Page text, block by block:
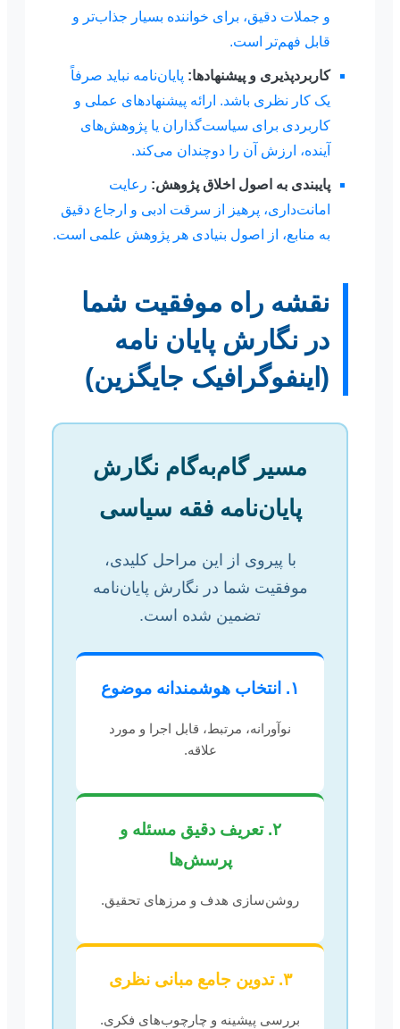
و جملات دقیق، برای خواننده بسیار جذاب‌تر و
قابل فهم‌تر است.
کاربردپذیری و پیشنهادها: پایان‌نامه نباید صرفاً
یک کار نظری باشد. ارائه پیشنهادهای عملی و
کاربردی برای سیاست‌گذاران یا پژوهش‌های
آینده، ارزش آن را دوچندان می‌کند.
پایبندی به اصول اخلاق پژوهش: رعایت
امانت‌داری، پرهیز از سرقت ادبی و ارجاع دقیق
به منابع، از اصول بنیادی هر پژوهش علمی است.
نقشه راه موفقیت شما
در نگارش پایان نامه
(اینفوگرافیک جایگزین)
مسیر گام‌به‌گام نگارش
پایان‌نامه فقه سیاسی
با پیروی از این مراحل کلیدی،
موفقیت شما در نگارش پایان‌نامه
تضمین شده است.
۱. انتخاب هوشمندانه موضوع
نوآورانه، مرتبط، قابل اجرا و مورد
علاقه.
۲. تعریف دقیق مسئله و
پرسش‌ها
روشن‌سازی هدف و مرزهای تحقیق.
۳. تدوین جامع مبانی نظری
بررسی پیشینه و چارچوب‌های فکری.